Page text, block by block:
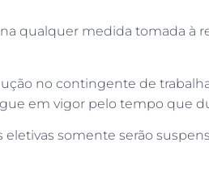
qualquer medida tomada à
no contingente de
em vigor pelo tempo que
somente serão